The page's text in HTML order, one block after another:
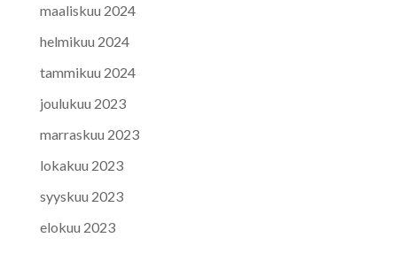
maaliskuu 2024
helmikuu 2024
tammikuu 2024
joulukuu 2023
marraskuu 2023
lokakuu 2023
syyskuu 2023
elokuu 2023